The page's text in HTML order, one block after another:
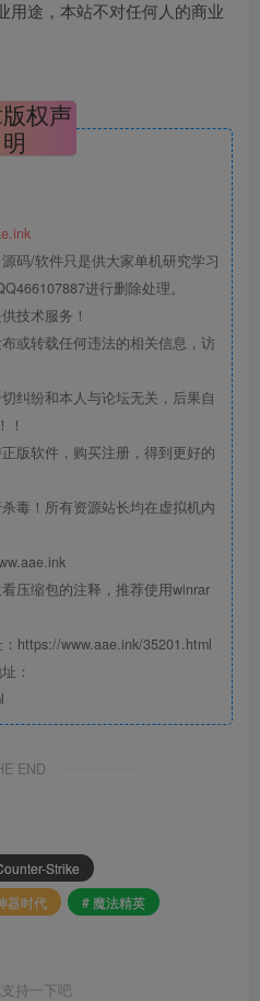
用途，本站不对任何人的商业
权声
明
码/软件只是供大家单机研究学习
进行删除处理。
技术服务！
或转载任何违法的相关信息，访
纠纷和本人与论坛无关，后果自
！
版软件，购买注册，得到更好的
毒！所有资源站长均在虚拟机内
压缩包的注释，推荐使用winrar
https://www.aae.ink/35201.html
：
END
Strike
器时代
# 魔法精英
持一下吧